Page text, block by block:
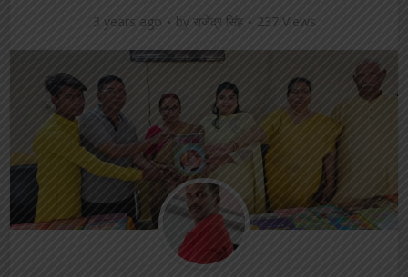
3 years ago by राजेंद्र सिंह 237 Views